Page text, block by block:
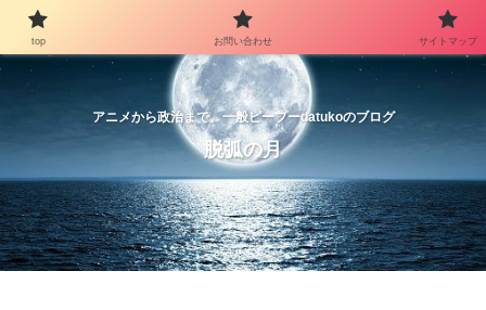
アニメから政治まで。一般ピープーdatukoのブログ
脱弧の月
top お問い合わせ サイトマップ